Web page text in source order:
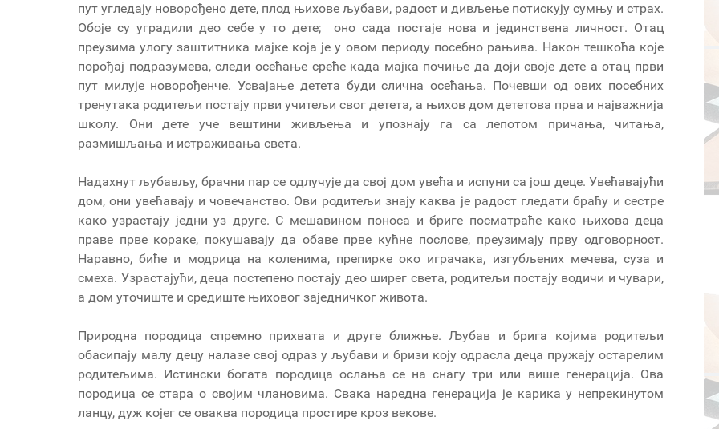
пут угледају новорођено дете, плод њихове љубави, радост и дивљење потискују сумњу и страх.
Обоје су уградили део себе у то дете; оно сада постаје нова и јединствена личност. Отац
преузима улогу заштитника мајке која је у овом периоду посебно рањива. Након тешкоћа које
порођај подразумева, следи осећање среће када мајка почиње да доји своје дете а отац први
пут милује новорођенче. Усвајање детета буди слична осећања. Почевши од ових посебних
тренутака родитељи постају први учитељи свог детета, а њихов дом дететова прва и најважнија
школу. Они дете уче вештини живљења и упознају га са лепотом причања, читања,
размишљања и истраживања света.
Надахнут љубављу, брачни пар се одлучује да свој дом увећа и испуни са још деце. Увећавајући
дом, они увећавају и човечанство. Ови родитељи знају каква је радост гледати браћу и сестре
како узрастају једни уз друге. С мешавином поноса и бриге посматраће како њихова деца
праве прве кораке, покушавају да обаве прве кућне послове, преузимају прву одговорност.
Наравно, биће и модрица на коленима, препирке око играчака, изгубљених мечева, суза и
смеха. Узрастајући, деца постепено постају део ширег света, родитељи постају водичи и чувари,
а дом уточиште и средиште њиховог заједничког живота.
Природна породица спремно прихвата и друге ближње. Љубав и брига којима родитељи
обасипају малу децу налазе свој одраз у љубави и бризи коју одрасла деца пружају остарелим
родитељима. Истински богата породица ослања се на снагу три или више генерација. Ова
породица се стара о својим члановима. Свака наредна генерација је карика у непрекинутом
ланцу, дуж којег се оваква породица простире кроз векове.